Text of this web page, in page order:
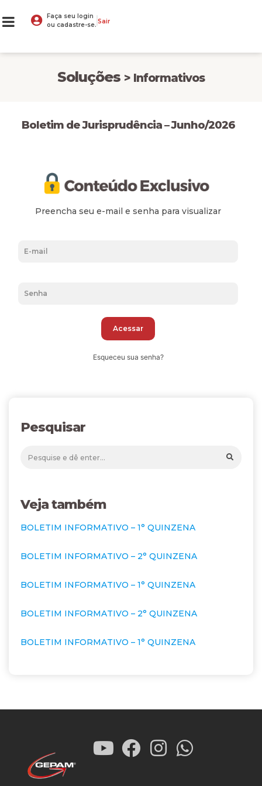
Faça seu login
ou cadastre-se. Sair
Soluções > Informativos
Boletim de Jurisprudência – Junho/2026
Preencha seu e-mail e senha para visualizar
Acessar
Esqueceu sua senha?
Pesquisar
Veja também
BOLETIM INFORMATIVO – 1° QUINZENA
BOLETIM INFORMATIVO – 2° QUINZENA
BOLETIM INFORMATIVO – 1° QUINZENA
BOLETIM INFORMATIVO – 2° QUINZENA
BOLETIM INFORMATIVO – 1° QUINZENA